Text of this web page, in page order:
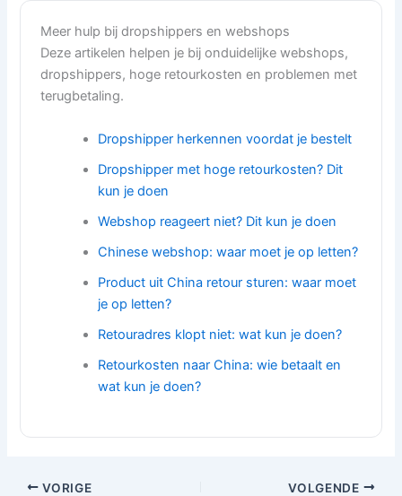
Meer hulp bij dropshippers en webshops
Deze artikelen helpen je bij onduidelijke webshops,
dropshippers, hoge retourkosten en problemen met
terugbetaling.
Dropshipper herkennen voordat je bestelt
Dropshipper met hoge retourkosten? Dit
kun je doen
Webshop reageert niet? Dit kun je doen
Chinese webshop: waar moet je op letten?
Product uit China retour sturen: waar moet
je op letten?
Retouradres klopt niet: wat kun je doen?
Retourkosten naar China: wie betaalt en
wat kun je doen?
VORIGE VOLGENDE